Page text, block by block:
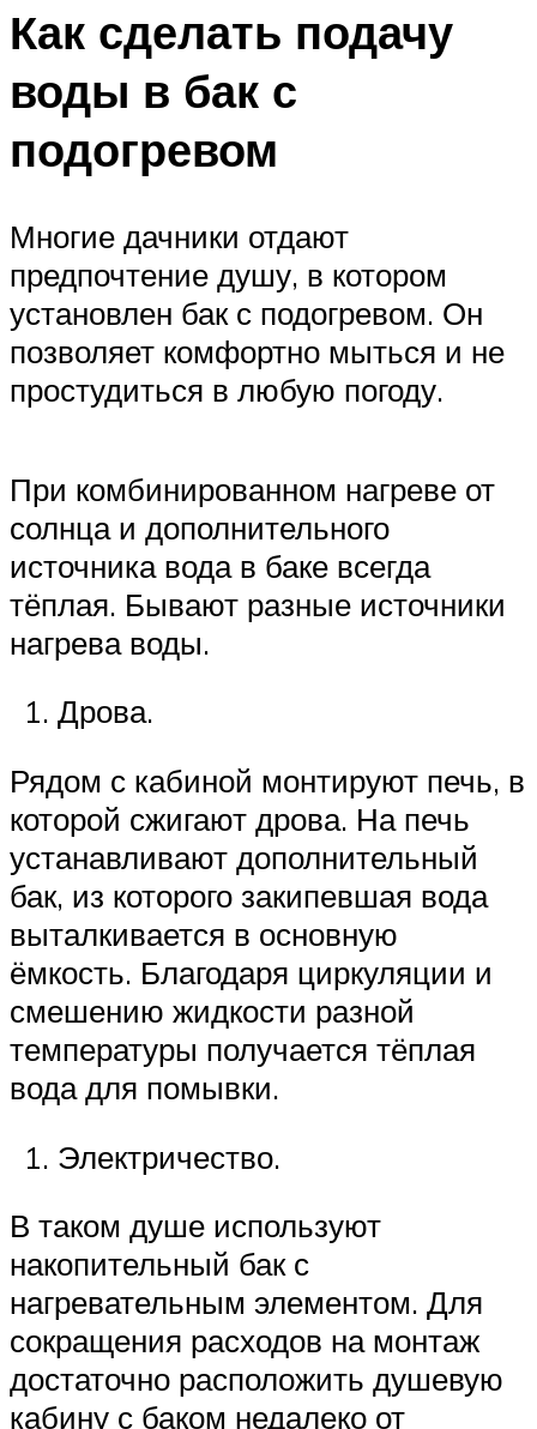
Как сделать подачу
воды в бак с
подогревом
Многие дачники отдают
предпочтение душу, в котором
установлен бак с подогревом. Он
позволяет комфортно мыться и не
простудиться в любую погоду.
При комбинированном нагреве от
солнца и дополнительного
источника вода в баке всегда
тёплая. Бывают разные источники
нагрева воды.
Дрова.
Рядом с кабиной монтируют печь, в
которой сжигают дрова. На печь
устанавливают дополнительный
бак, из которого закипевшая вода
выталкивается в основную
ёмкость. Благодаря циркуляции и
смешению жидкости разной
температуры получается тёплая
вода для помывки.
Электричество.
В таком душе используют
накопительный бак с
нагревательным элементом. Для
сокращения расходов на монтаж
достаточно расположить душевую
кабину с баком недалеко от